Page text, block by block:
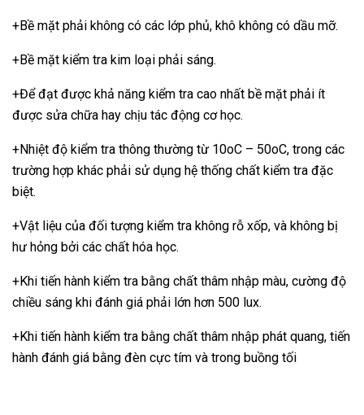
+Bề mặt phải không có các lớp phủ, khô không có dầu mỡ.
+Bề mặt kiểm tra kim loại phải sáng.
+Để đạt được khả năng kiểm tra cao nhất bề mặt phải ít
được sửa chữa hay chịu tác động cơ học.
+Nhiệt độ kiểm tra thông thường từ 10oC – 50oC, trong các
trường hợp khác phải sử dụng hệ thống chất kiểm tra đặc
biệt.
+Vật liệu của đối tượng kiểm tra không rỗ xốp, và không bị
hư hỏng bởi các chất hóa học.
+Khi tiến hành kiểm tra bằng chất thâm nhập màu, cường độ
chiều sáng khi đánh giá phải lớn hơn 500 lux.
+Khi tiến hành kiểm tra bằng chất thâm nhập phát quang, tiến
hành đánh giá bằng đèn cực tím và trong buồng tối